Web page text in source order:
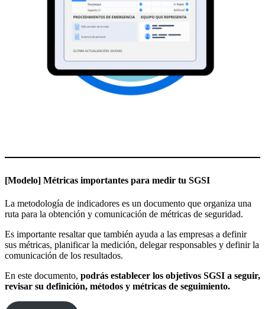
[Modelo] Métricas importantes para medir tu SGSI
La metodología de indicadores es un documento que organiza una
ruta para la obtención y comunicación de métricas de seguridad.
Es importante resaltar que también ayuda a las empresas a definir
sus métricas, planificar la medición, delegar responsables y definir la
comunicación de los resultados.
En este documento, podrás establecer los objetivos SGSI a seguir,
revisar su definición, métodos y métricas de seguimiento.